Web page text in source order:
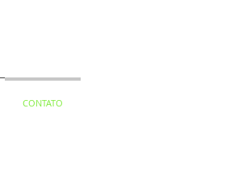
CONTATO